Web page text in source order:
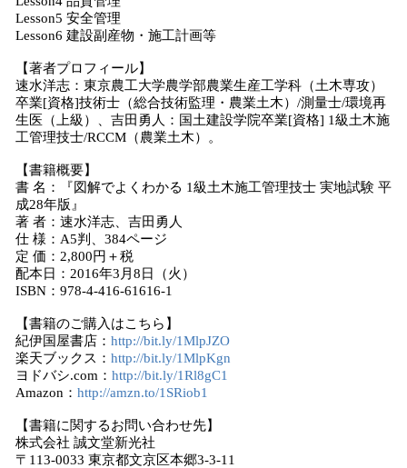
Lesson5 安全管理
Lesson6 建設副産物・施工計画等
【著者プロフィール】
速水洋志：東京農工大学農学部農業生産工学科（土木専攻）
卒業[資格]技術士（総合技術監理・農業土木）/測量士/環境再
生医（上級）、吉田勇人：国土建設学院卒業[資格] 1級土木施
工管理技士/RCCM（農業土木）。
【書籍概要】
書 名：『図解でよくわかる 1級土木施工管理技士 実地試験 平
成28年版』
著 者：速水洋志、吉田勇人
仕 様：A5判、384ページ
定 価：2,800円＋税
配本日：2016年3月8日（火）
ISBN：978-4-416-61616-1
【書籍のご購入はこちら】
紀伊国屋書店： http://bit.ly/1MlpJZO
楽天ブックス： http://bit.ly/1MlpKgn
ヨドバシ.com： http://bit.ly/1Rl8gC1
Amazon： http://amzn.to/1SRiob1
【書籍に関するお問い合わせ先】
株式会社 誠文堂新光社
〒113-0033 東京都文京区本郷3-3-11